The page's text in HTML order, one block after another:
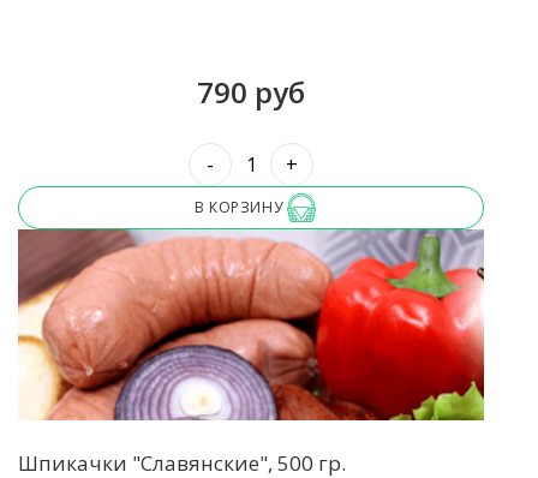
790 руб
- +
В КОРЗИНУ
Шпикачки "Славянские", 500 гр.